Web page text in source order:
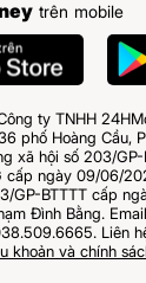
trên mobile
ty TNHH
phố Hoàng Cầu,
xã hội số 203/
cấp ngày 09/06/
GP-BTTTT cấp
Đình Bằng.
Liên
khoản và chính